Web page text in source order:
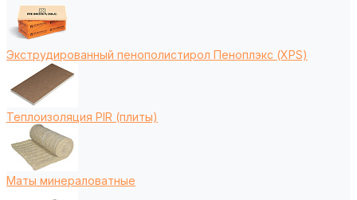
Экструдированный пенополистирол Пеноплэкс (XPS)
Теплоизоляция PIR (плиты)
Маты минераловатные